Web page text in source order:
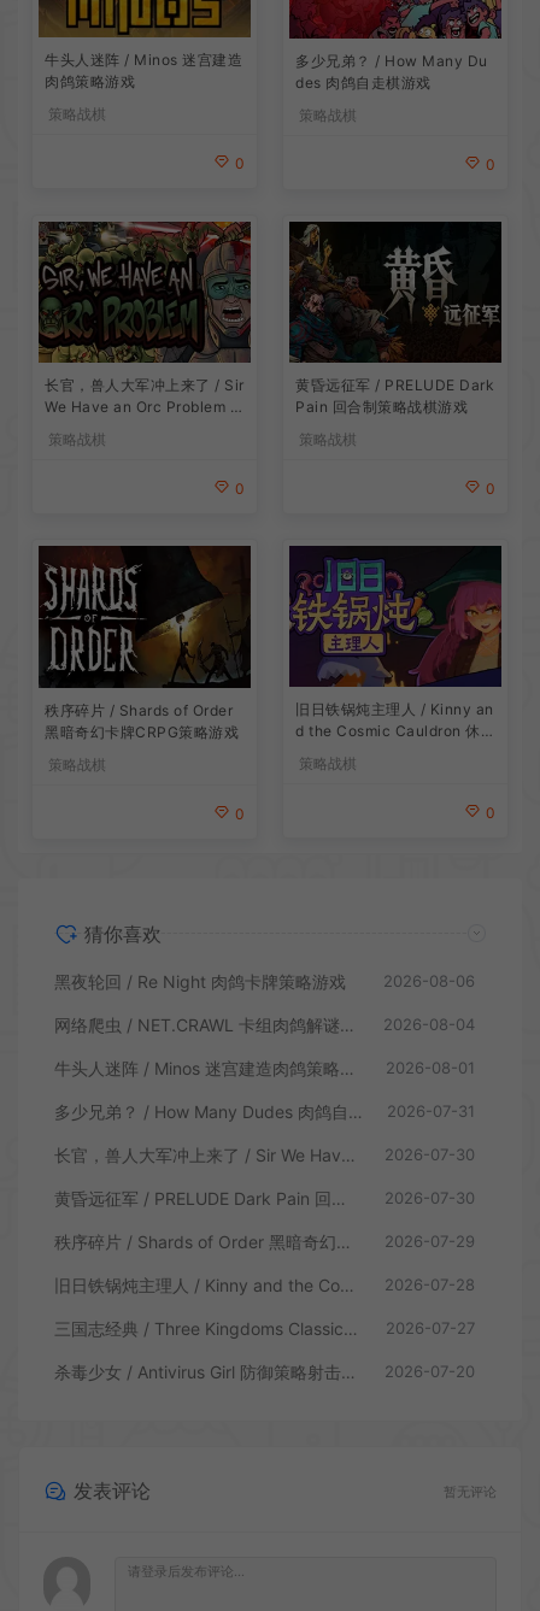
牛头人迷阵 / Minos 迷宫建造
肉鸽策略游戏
策略战棋
0
多少兄弟？ / How Many Du
des 肉鸽自走棋游戏
策略战棋
0
长官，兽人大军冲上来了 / Sir
We Have an Orc Problem 增
量塔防游戏
策略战棋
0
黄昏远征军 / PRELUDE Dark
Pain 回合制策略战棋游戏
策略战棋
0
秩序碎片 / Shards of Order
黑暗奇幻卡牌CRPG策略游戏
策略战棋
0
旧日铁锅炖主理人 / Kinny an
d the Cosmic Cauldron 休闲
卡片肉鸽策略游戏
策略战棋
0
猜你喜欢
黑夜轮回 / Re Night 肉鸽卡牌策略游戏 2026-08-06
网络爬虫 / NET.CRAWL 卡组肉鸽解谜策略游戏 2026-08-04
牛头人迷阵 / Minos 迷宫建造肉鸽策略游戏 2026-08-01
多少兄弟？ / How Many Dudes 肉鸽自走棋游戏 2026-07-31
长官，兽人大军冲上来了 / Sir We Have an Orc Problem 增量塔防游戏 2026-07-30
黄昏远征军 / PRELUDE Dark Pain 回合制策略战棋游戏 2026-07-30
秩序碎片 / Shards of Order 黑暗奇幻卡牌CRPG策略游戏 2026-07-29
旧日铁锅炖主理人 / Kinny and the Cosmic Cauldron 休闲卡片肉鸽策略游戏 2026-07-28
三国志经典 / Three Kingdoms Classic 回合制大战略游戏 2026-07-27
杀毒少女 / Antivirus Girl 防御策略射击游戏 2026-07-20
发表评论 暂无评论